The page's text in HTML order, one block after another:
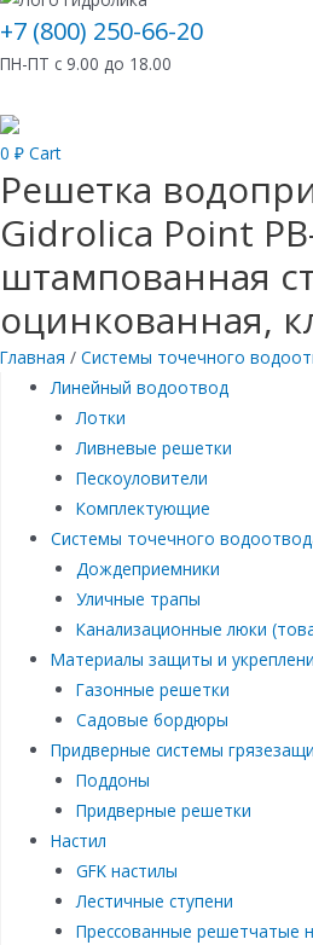
+7 (800) 250-66-20
ПН-ПТ с 9.00 до 18.00
0 ₽ Cart
Решетка
Gidrolica Point
штампованная
оцинкованная,
Главная / Системы точечного
Линейный водоотвод
Лотки
Ливневые решетки
Пескоуловители
Комплектующие
Системы точечного
Дождеприемники
Уличные трапы
Канализационные люки
Материалы защиты и
Газонные решетки
Садовые бордюры
Придверные системы
Поддоны
Придверные решетки
Настил
GFK настилы
Лестичные ступени
Прессованные решетчатые